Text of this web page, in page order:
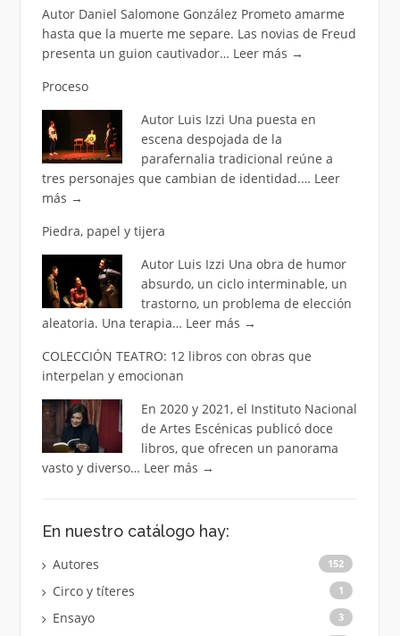
Autor Daniel Salomone González Prometo amarme
hasta que la muerte me separe. Las novias de Freud
presenta un guion cautivador… Leer más →
Proceso
Autor Luis Izzi Una puesta en
escena despojada de la
parafernalia tradicional reúne a
tres personajes que cambian de identidad.… Leer
más →
Piedra, papel y tijera
Autor Luis Izzi Una obra de humor
absurdo, un ciclo interminable, un
trastorno, un problema de elección
aleatoria. Una terapia… Leer más →
COLECCIÓN TEATRO: 12 libros con obras que
interpelan y emocionan
En 2020 y 2021, el Instituto Nacional
de Artes Escénicas publicó doce
libros, que ofrecen un panorama
vasto y diverso… Leer más →
En nuestro catálogo hay:
Autores 152
Circo y títeres 1
Ensayo 3